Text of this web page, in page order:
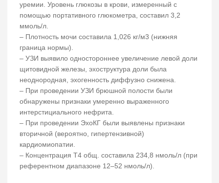
уремии. Уровень глюкозы в крови, измеренный с
помощью портативного глюкометра, составил 3,2
ммоль/л.
– Плотность мочи составила 1,026 кг/м3 (нижняя
граница нормы).
– УЗИ выявило одностороннее увеличение левой доли
щитовидной железы, эхоструктура доли была
неоднородная, эхогенность диффузно снижена.
– При проведении УЗИ брюшной полости были
обнаружены признаки умеренно выраженного
интерстициального нефрита.
– При проведении ЭхоКГ были выявлены признаки
вторичной (вероятно, гипертензивной)
кардиомиопатии.
– Концентрация Т4 общ. составила 234,8 нмоль/л (при
референтном диапазоне 12–52 нмоль/л).